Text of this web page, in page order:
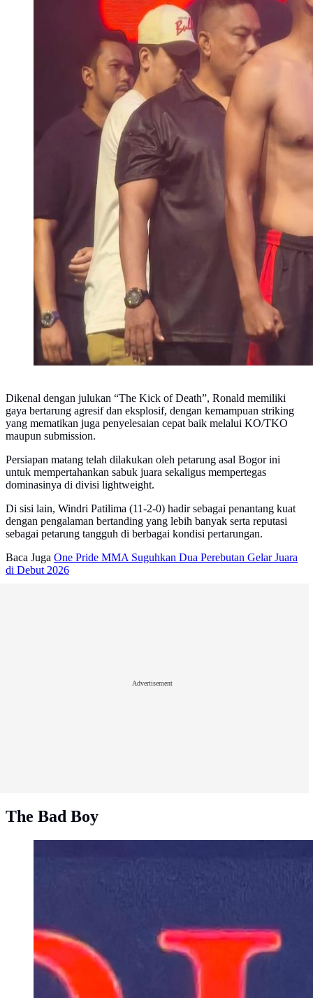
Dikenal dengan julukan “The Kick of Death”, Ronald memiliki
gaya bertarung agresif dan eksplosif, dengan kemampuan striking
yang mematikan juga penyelesaian cepat baik melalui KO/TKO
maupun submission.
Persiapan matang telah dilakukan oleh petarung asal Bogor ini
untuk mempertahankan sabuk juara sekaligus mempertegas
dominasinya di divisi lightweight.
Di sisi lain, Windri Patilima (11-2-0) hadir sebagai penantang kuat
dengan pengalaman bertanding yang lebih banyak serta reputasi
sebagai petarung tangguh di berbagai kondisi pertarungan.
Baca Juga One Pride MMA Suguhkan Dua Perebutan Gelar Juara
di Debut 2026
Advertisement
The Bad Boy